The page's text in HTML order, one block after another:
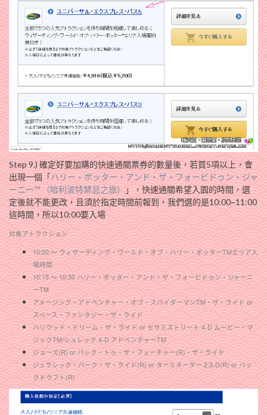
Step 9.) 確定好要加購的快速通關票券的數量後，若買5項以上，會
出現一個「ハリー・ポッター・アンド・ザ・フォービドゥン・ジャ
ーニー™ （哈利波特禁忌之旅）」，快速通關希望入園的時間，選
定後就不能更改，且須於指定時間前報到，我們選的是10:00~11:00
這時間，所以10:00要入場
対象アトラクション
10:00 ～ ウィザーディング・ワールド・オブ・ハリー・ポッターTMエリア入
場時間
10:15 ～ 10:30 ハリー・ポッター・アンド・ザ・フォービドゥン・ジャーニ
ーTM
アメージング・アドベンチャー・オブ・スパイダーマンTM・ザ・ライド or
スペース・ファンタジー・ザ・ライド
ハリウッド・ドリーム・ザ・ライド or セサミストリート 4-D ムービー・マ
ジックTM/シュレック 4-D アドベンチャーTM
ジョーズ(R) or バック・トゥ・ザ・フューチャー(R)・ザ・ライド
ジュラシック・パーク・ザ・ライド(R) or ターミネーター 2:3-D(R) or バッ
クドラフト(R)